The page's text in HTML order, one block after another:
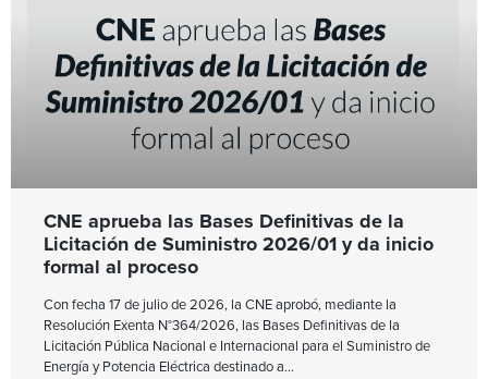
CNE aprueba las Bases Definitivas de la
Licitación de Suministro 2026/01 y da inicio
formal al proceso
Con fecha 17 de julio de 2026, la CNE aprobó, mediante la
Resolución Exenta N°364/2026, las Bases Definitivas de la
Licitación Pública Nacional e Internacional para el Suministro de
Energía y Potencia Eléctrica destinado a